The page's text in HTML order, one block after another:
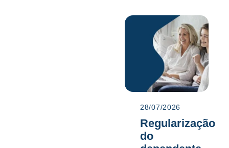
28/07/2026
Regularização
do